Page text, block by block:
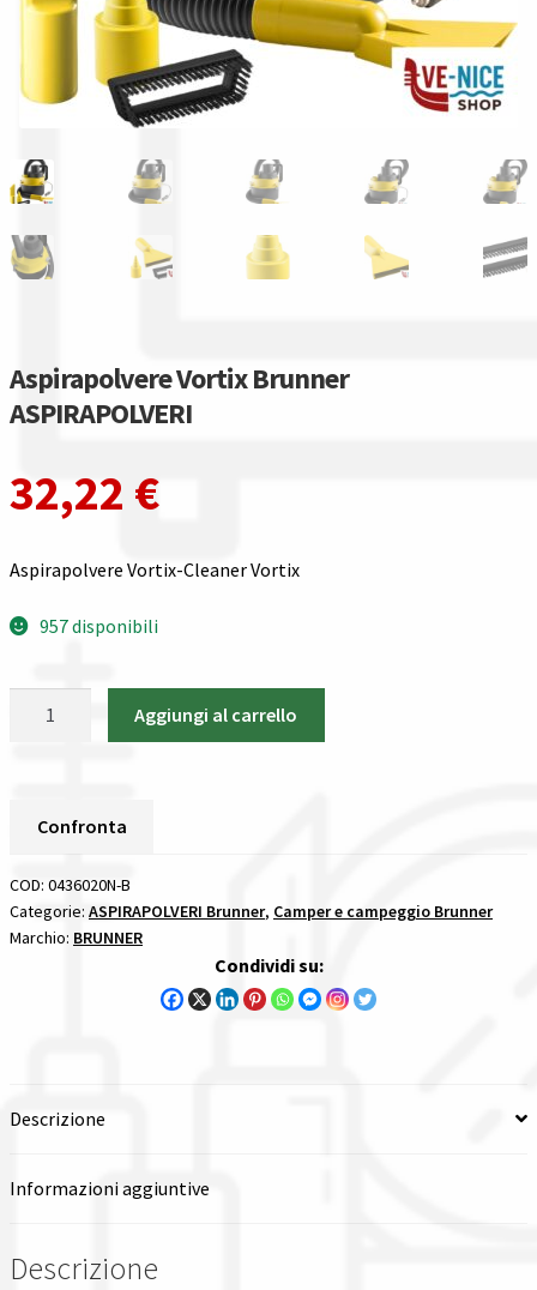
Garanzia del produttore
Gestione resi
Pagamenti
Privacy policy
Confronta
Riepilogo ordine
Spedizioni in europa
Tutte le categorie dei prodotti
Checkout
Il mio account
Aspirapolvere Vortix Brunner
ASPIRAPOLVERI
32,22 €
Aspirapolvere Vortix-Cleaner Vortix
957 disponibili
quantità
Aggiungi al carrello
Confronta
COD: 0436020N-B
Categorie: ASPIRAPOLVERI Brunner, Camper e campeggio Brunner
Marchio: BRUNNER
Condividi su:
Descrizione
Informazioni aggiuntive
Descrizione